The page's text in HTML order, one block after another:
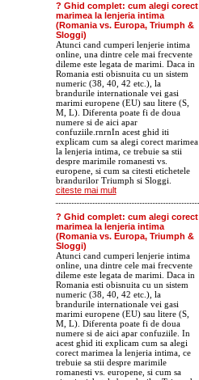
? Ghid complet: cum alegi corect
marimea la lenjeria intima
(Romania vs. Europa, Triumph &
Sloggi)
Atunci cand cumperi lenjerie intima
online, una dintre cele mai frecvente
dileme este legata de marimi. Daca in
Romania esti obisnuita cu un sistem
numeric (38, 40, 42 etc.), la
brandurile internationale vei gasi
marimi europene (EU) sau litere (S,
M, L). Diferenta poate fi de doua
numere si de aici apar
confuziile.rnrnIn acest ghid iti
explicam cum sa alegi corect marimea
la lenjeria intima, ce trebuie sa stii
despre marimile romanesti vs.
europene, si cum sa citesti etichetele
brandurilor Triumph si Sloggi.
citeste mai mult
? Ghid complet: cum alegi corect
marimea la lenjeria intima
(Romania vs. Europa, Triumph &
Sloggi)
Atunci cand cumperi lenjerie intima
online, una dintre cele mai frecvente
dileme este legata de marimi. Daca in
Romania esti obisnuita cu un sistem
numeric (38, 40, 42 etc.), la
brandurile internationale vei gasi
marimi europene (EU) sau litere (S,
M, L). Diferenta poate fi de doua
numere si de aici apar confuziile. In
acest ghid iti explicam cum sa alegi
corect marimea la lenjeria intima, ce
trebuie sa stii despre marimile
romanesti vs. europene, si cum sa